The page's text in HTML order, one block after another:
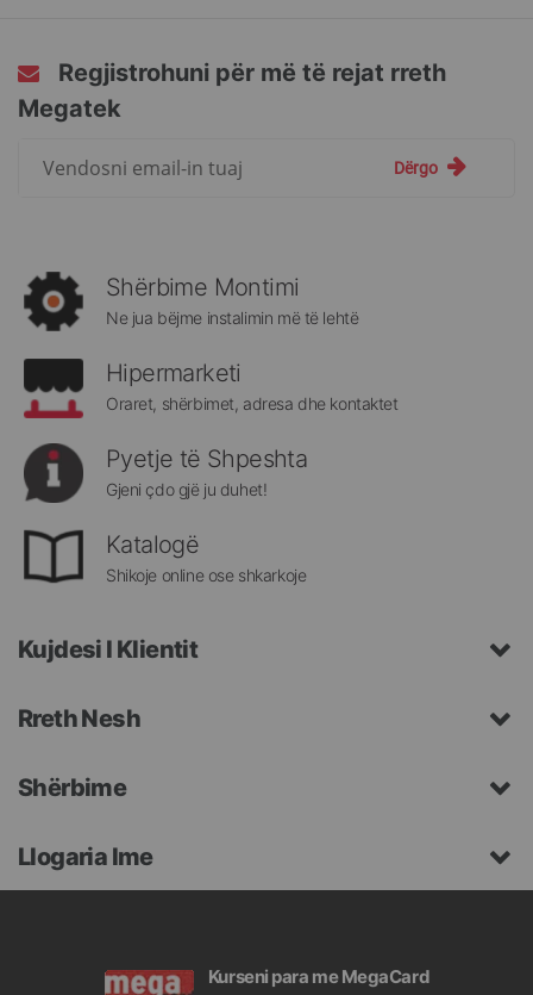
Regjistrohuni për më të rejat rreth
Megatek
rreth
Megatek:
Dërgo
Shërbime Montimi
Ne jua bëjme instalimin më të lehtë
Hipermarketi
Oraret, shërbimet, adresa dhe kontaktet
Pyetje të Shpeshta
Gjeni çdo gjë ju duhet!
Katalogë
Shikoje online ose shkarkoje
Kujdesi I Klientit
Rreth Nesh
Shërbime
Llogaria Ime
Kurseni para me MegaCard